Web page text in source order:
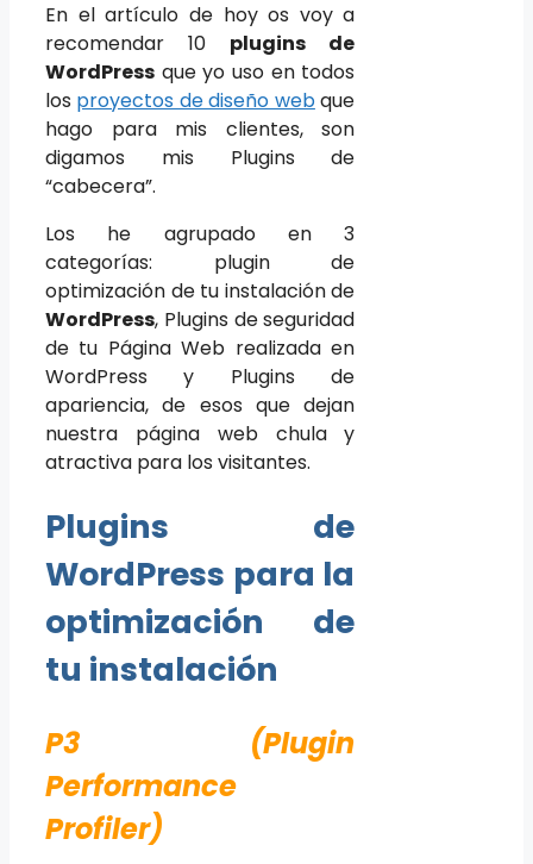
En el artículo de hoy os voy a
recomendar 10 plugins de
WordPress que yo uso en todos
los proyectos de diseño webque
hago para mis clientes, son
digamos mis Plugins de
“cabecera”.
Los he agrupado en 3
categorías: plugin de
optimización de tu instalación de
WordPress, Plugins de seguridad
de tu Página Web realizada en
WordPress y Plugins de
apariencia, de esos que dejan
nuestra página web chula y
atractiva para los visitantes.
Plugins de
WordPress para la
optimización de
tu instalación
P3 (Plugin
Performance
Profiler)